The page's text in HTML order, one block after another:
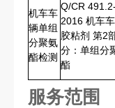
机车车
辆单组
分聚氨
酯检测
Q/CR 491.2-
2016 机车
胶粘剂 第2
分：单组分
酯
服务范围